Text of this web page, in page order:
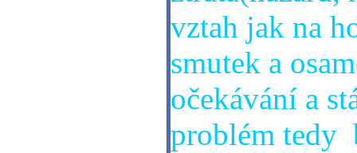
vztah jak na
smutek a
očekávání a
problém tedy